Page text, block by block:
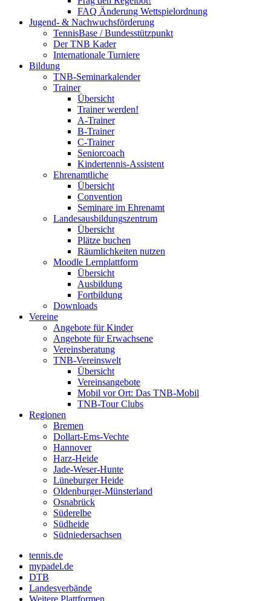
FAQ Änderung Wettspielordnung
Jugend- & Nachwuchsförderung
TennisBase / Bundesstützpunkt
Der TNB Kader
Internationale Turniere
Bildung
TNB-Seminarkalender
Trainer
Übersicht
Trainer werden!
A-Trainer
B-Trainer
C-Trainer
Seniorcoach
Kindertennis-Assistent
Ehrenamtliche
Übersicht
Convention
Seminare im Ehrenamt
Landesausbildungszentrum
Übersicht
Plätze buchen
Räumlichkeiten nutzen
Moodle Lernplattform
Übersicht
Ausbildung
Fortbildung
Downloads
Vereine
Angebote für Kinder
Angebote für Erwachsene
Vereinsberatung
TNB-Vereinswelt
Übersicht
Vereinsangebote
Mobil vor Ort: Das TNB-Mobil
TNB-Tour Clubs
Regionen
Bremen
Dollart-Ems-Vechte
Hannover
Harz-Heide
Jade-Weser-Hunte
Lüneburger Heide
Oldenburger-Münsterland
Osnabrück
Süderelbe
Südheide
Südniedersachsen
tennis.de
mypadel.de
DTB
Landesverbände
Weitere Plattformen